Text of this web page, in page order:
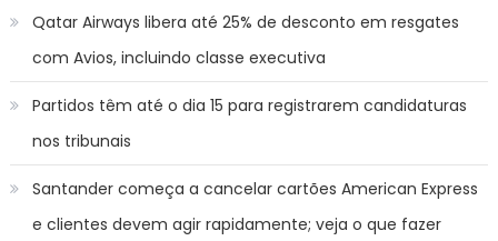
Qatar Airways libera até 25% de desconto em resgates
com Avios, incluindo classe executiva
Partidos têm até o dia 15 para registrarem candidaturas
nos tribunais
Santander começa a cancelar cartões American Express
e clientes devem agir rapidamente; veja o que fazer